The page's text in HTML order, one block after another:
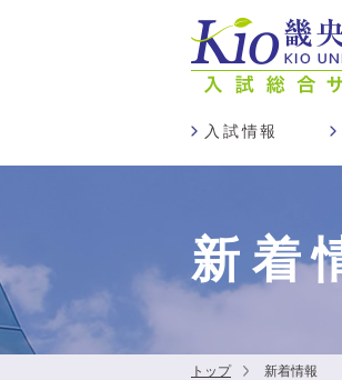
入試情報
新着
トップ 新着情報